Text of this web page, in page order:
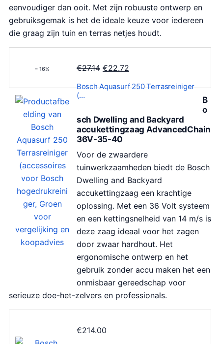
eenvoudiger dan ooit. Met zijn robuuste ontwerp en
gebruiksgemak is het de ideale keuze voor iedereen
die graag zijn tuin en terras netjes houdt.
– 16% €27.14 O
p
r
o
n
k
e
l
i
k
e
p
r
i
s
a
€22.72
i
g
p
r
i
j
s
i
s
:
€
2
2
.
7
Bosch Aquasurf 250 Terrasreiniger
(…
B
o
sch Dwelling and Backyard
accukettingzaag AdvancedChain
36V-35-40
Voor de zwaardere
tuinwerkzaamheden biedt de Bosch
Dwelling and Backyard
accukettingzaag een krachtige
oplossing. Met een 36 Volt systeem
en een kettingsnelheid van 14 m/s is
deze zaag ideaal voor het zagen
door zwaar hardhout. Het
ergonomische ontwerp en het
gebruik zonder accu maken het een
onmisbaar gereedschap voor
serieuze doe-het-zelvers en professionals.
€214.00